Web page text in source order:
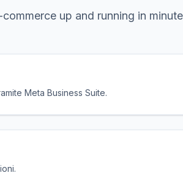
commerceup and running in
Meta Business Suite.